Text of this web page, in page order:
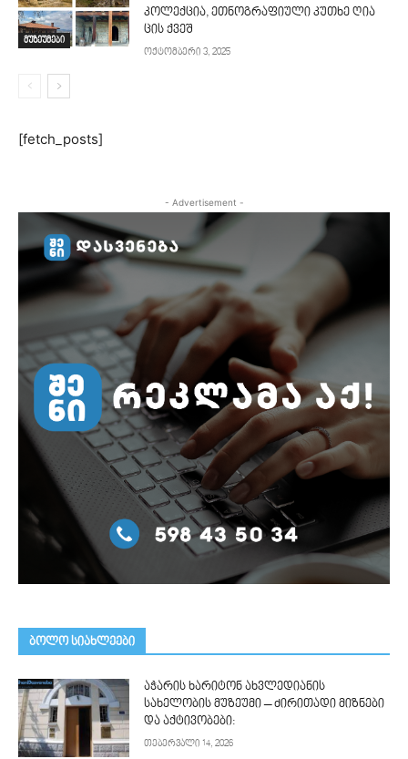
მუზეუმები
კოლექცია, ეთნოგრაფიული კუთხე ღია
ცის ქვეშ
ოქტომბერი 3, 2025
[fetch_posts]
- Advertisement -
ᲑᲝᲚᲝ ᲡᲘᲐᲮᲚᲔᲔᲑᲘ
აჭარის ხარიტონ ახვლედიანის
სახელობის მუზეუმი – ძირითადი მიზნები
და აქტივობები:
თებერვალი 14, 2026